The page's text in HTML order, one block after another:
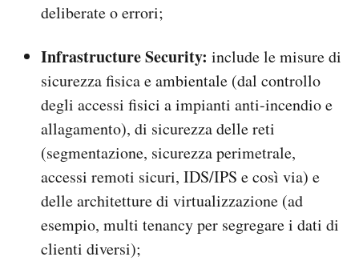
deliberate o errori;
Infrastructure Security: include le misure di
sicurezza fisica e ambientale (dal controllo
degli accessi fisici a impianti anti-incendio e
allagamento), di sicurezza delle reti
(segmentazione, sicurezza perimetrale,
accessi remoti sicuri, IDS/IPS e così via) e
delle architetture di virtualizzazione (ad
esempio, multi tenancy per segregare i dati di
clienti diversi);